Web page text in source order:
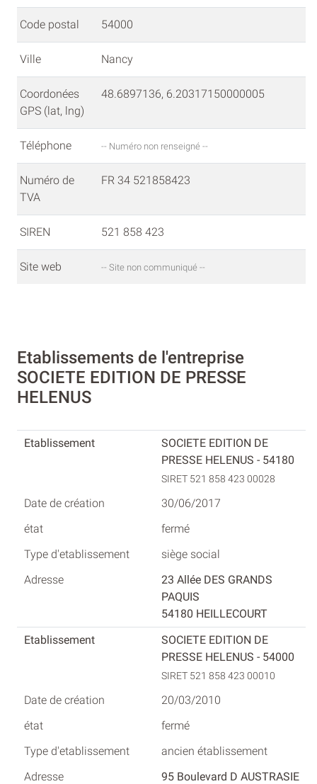
Code postal 54000
Ville Nancy
Coordonées
GPS (lat, lng)
48.6897136, 6.20317150000005
Téléphone -- Numéro non renseigné --
Numéro de
TVA
FR 34 521858423
SIREN 521 858 423
Site web -- Site non communiqué --
Etablissements de l'entreprise
SOCIETE EDITION DE PRESSE
HELENUS
SOCIETE EDITION DE
PRESSE HELENUS - 54180
SIRET 521 858 423 00028
30/06/2017
fermé
siège social
23 Allée DES GRANDS
PAQUIS
54180 HEILLECOURT
SOCIETE EDITION DE
PRESSE HELENUS - 54000
SIRET 521 858 423 00010
20/03/2010
fermé
ancien établissement
95 Boulevard D AUSTRASIE